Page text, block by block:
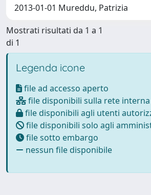
2013-01-01 Mureddu, Patrizia
Mostrati risultati da 1 a 1
di 1
Legenda icone
file ad accesso aperto
file disponibili sulla rete interna
file disponibili agli utenti
file disponibili solo agli
file sotto embargo
nessun file disponibile